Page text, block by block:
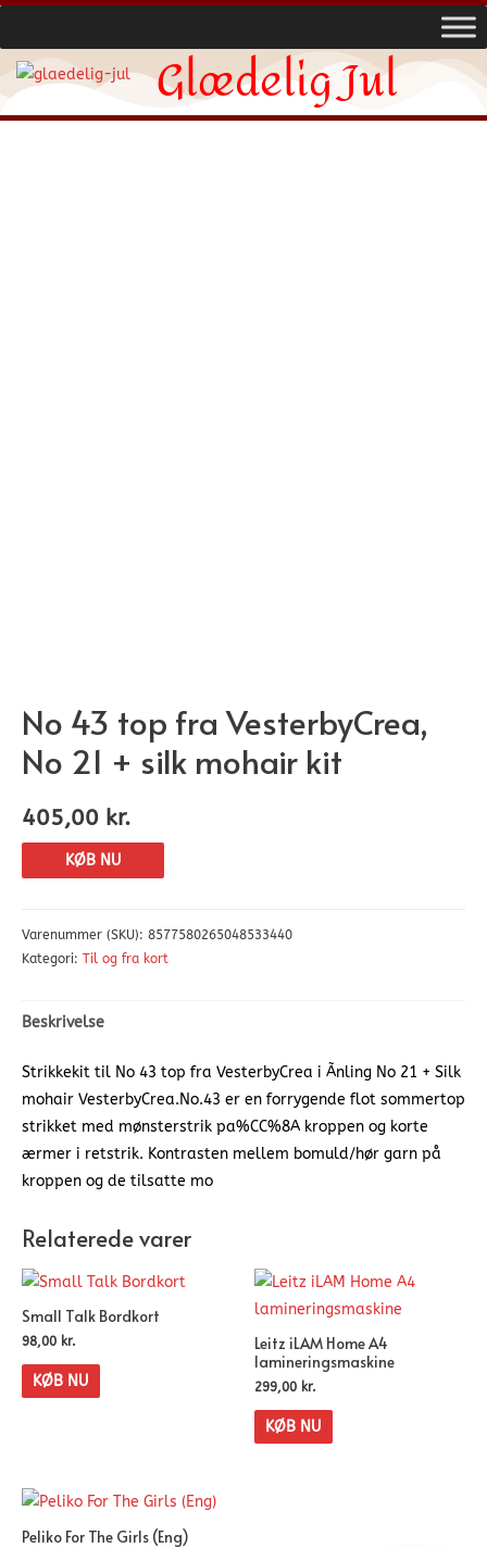
Glædelig Jul
No 43 top fra VesterbyCrea,
No 21 + silk mohair kit
405,00 kr.
KØB NU
Varenummer (SKU): 8577580265048533440
Kategori: Til og fra kort
Beskrivelse
Strikkekit til No 43 top fra VesterbyCrea i Ãnling No 21 + Silk
mohair VesterbyCrea.No.43 er en forrygende flot sommertop
strikket med mønsterstrik pa%CC%8A kroppen og korte
ærmer i retstrik. Kontrasten mellem bomuld/hør garn på
kroppen og de tilsatte mo
Relaterede varer
Small Talk Bordkort
98,00 kr.
KØB NU
Leitz iLAM Home A4
lamineringsmaskine
299,00 kr.
KØB NU
Peliko For The Girls (Eng)